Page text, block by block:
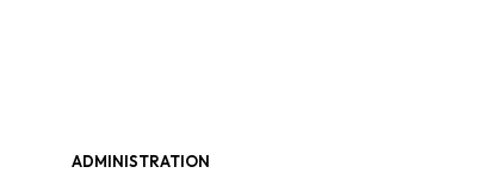
ADMINISTRATION